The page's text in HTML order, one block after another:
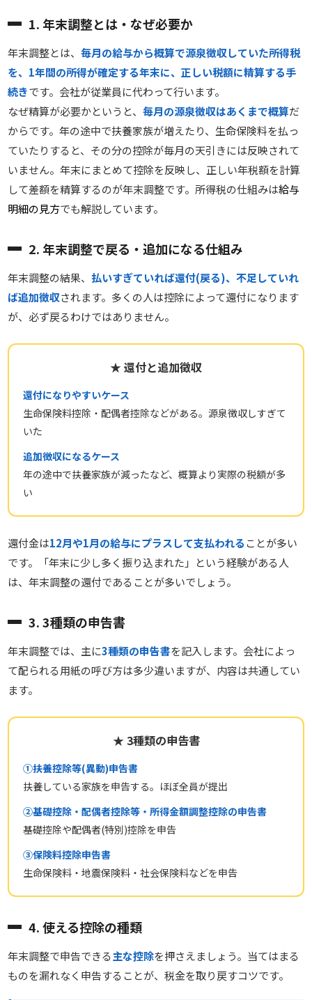
1. 年末調整とは・なぜ必要か
年末調整とは、毎月の給与から概算で源泉徴収していた所得税
を、1年間の所得が確定する年末に、正しい税額に精算する手
続きです。会社が従業員に代わって行います。
なぜ精算が必要かというと、毎月の源泉徴収はあくまで概算だ
からです。年の途中で扶養家族が増えたり、生命保険料を払っ
ていたりすると、その分の控除が毎月の天引きには反映されて
いません。年末にまとめて控除を反映し、正しい年税額を計算
して差額を精算するのが年末調整です。所得税の仕組みは給与
明細の見方でも解説しています。
2. 年末調整で戻る・追加になる仕組み
年末調整の結果、払いすぎていれば還付(戻る)、不足していれ
ば追加徴収されます。多くの人は控除によって還付になります
が、必ず戻るわけではありません。
★ 還付と追加徴収
還付になりやすいケース
生命保険料控除・配偶者控除などがある。源泉徴収しすぎて
いた
追加徴収になるケース
年の途中で扶養家族が減ったなど、概算より実際の税額が多
い
還付金は12月や1月の給与にプラスして支払われることが多い
です。「年末に少し多く振り込まれた」という経験がある人
は、年末調整の還付であることが多いでしょう。
3. 3種類の申告書
年末調整では、主に3種類の申告書を記入します。会社によっ
て配られる用紙の呼び方は多少違いますが、内容は共通してい
ます。
★ 3種類の申告書
①扶養控除等(異動)申告書
扶養している家族を申告する。ほぼ全員が提出
②基礎控除・配偶者控除等・所得金額調整控除の申告書
基礎控除や配偶者(特別)控除を申告
③保険料控除申告書
生命保険料・地震保険料・社会保険料などを申告
4. 使える控除の種類
年末調整で申告できる 主な控除を押さえましょう。当てはまる
ものを漏れなく申告することが、税金を取り戻すコツです。